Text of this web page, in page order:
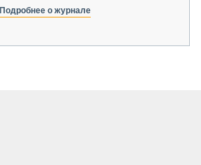
Подробнее о журнале